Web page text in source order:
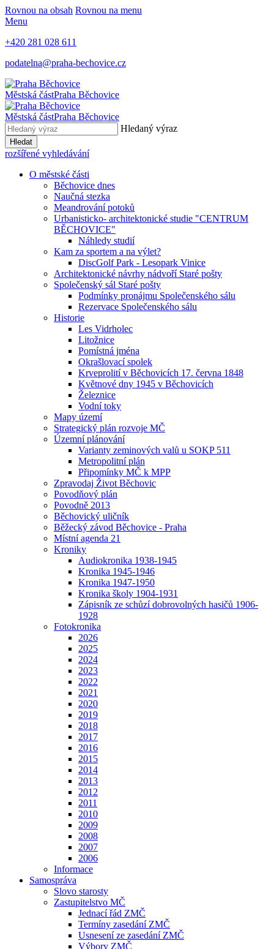
Rovnou na obsah Rovnou na menu
Menu
+420 281 028 611
podatelna@praha-bechovice.cz
Městská částPraha Běchovice
Městská částPraha Běchovice
Hledaný výraz
Hledat
rozšířené vyhledávání
O městské části
Běchovice dnes
Naučná stezka
Meandrování potoků
Urbanisticko- architektonické studie "CENTRUM
BĚCHOVICE"
Náhledy studií
Kam za sportem a na výlet?
DiscGolf Park - Lesopark Vinice
Architektonické návrhy nádvoří Staré pošty
Společenský sál Staré pošty
Podmínky pronájmu Společenského sálu
Rezervace Společenského sálu
Historie
Les Vidrholec
Litožnice
Pomístná jména
Okrašlovací spolek
Krveprolití v Běchovicích 17. června 1848
Květnové dny 1945 v Běchovicích
Železnice
Vodní toky
Mapy území
Strategický plán rozvoje MČ
Územní plánování
Varianty zeminových valů u SOKP 511
Metropolitní plán
Připomínky MČ k MPP
Zpravodaj Život Běchovic
Povodňový plán
Povodně 2013
Běchovický uličník
Běžecký závod Běchovice - Praha
Místní agenda 21
Kroniky
Audiokronika 1938-1945
Kronika 1945-1946
Kronika 1947-1950
Kronika školy 1904-1931
Zápisník ze schůzí dobrovolných hasičů 1906-
1928
Fotokronika
2026
2025
2024
2023
2022
2021
2020
2019
2018
2017
2016
2015
2014
2013
2012
2011
2010
2009
2008
2007
2006
Informace
Samospráva
Slovo starosty
Zastupitelstvo MČ
Jednací řád ZMČ
Termíny zasedání ZMČ
Usnesení ze zasedání ZMČ
Výbory ZMČ